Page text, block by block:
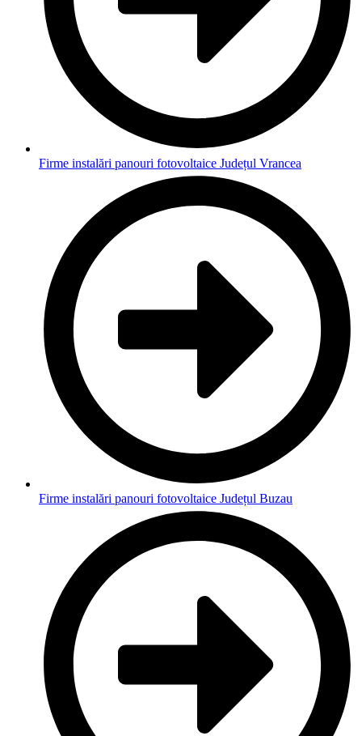
Firme instalări panouri fotovoltaice Județul Vrancea
Firme instalări panouri fotovoltaice Județul Buzau